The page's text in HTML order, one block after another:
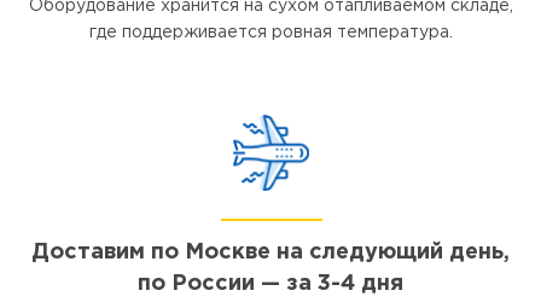
Оборудование хранится на сухом отапливаемом складе,
где поддерживается ровная температура.
Доставим по Москве на следующий день,
по России — за 3-4 дня